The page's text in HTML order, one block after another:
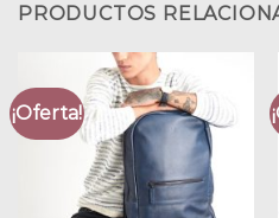
PRODUCTOS
¡Oferta!